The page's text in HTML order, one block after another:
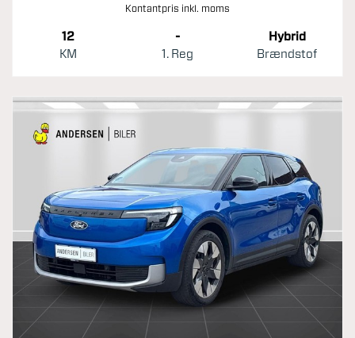
Kontantpris inkl. moms
12
KM
-
1. Reg
Hybrid
Brændstof